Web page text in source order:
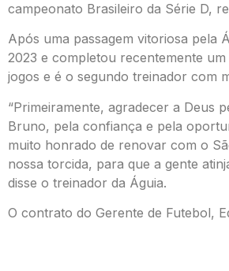
campeonato Brasileiro da Série D,
Após uma passagem vitoriosa pela
2023 e completou recentemente
jogos e é o segundo treinador com
“Primeiramente, agradecer a Deus
Bruno, pela confiança e pela
muito honrado de renovar com o
nossa torcida, para que a gente
disse o treinador da Águia.
O contrato do Gerente de Futebol,